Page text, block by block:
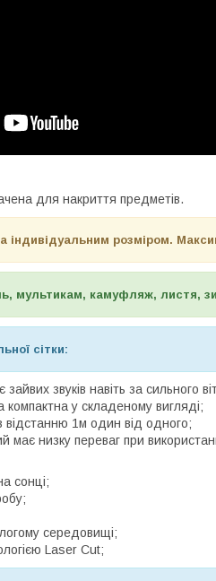
для накриття предметів.
індивідуальним розміром.
мультикам, камуфляж, листя,
сітки:
звуків навіть за сильного
компактна у складеному вигляді;
відстанню 1м один від одного;
має низку переваг при
сонці;
середовищі;
Laser Cut;